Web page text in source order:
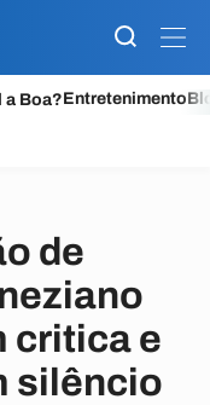
a Boa?Entretenimento
de
critica e
silêncio